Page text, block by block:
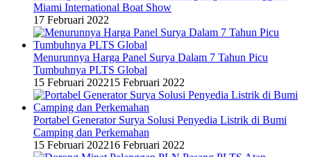
Miami International Boat Show
17 Februari 2022
Menurunnya Harga Panel Surya Dalam 7 Tahun Picu
Tumbuhnya PLTS Global
15 Februari 202215 Februari 2022
Portabel Generator Surya Solusi Penyedia Listrik di Bumi
Camping dan Perkemahan
15 Februari 202216 Februari 2022